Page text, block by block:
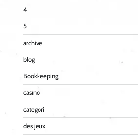
4
5
archive
blog
Bookkeeping
casino
categori
des jeux